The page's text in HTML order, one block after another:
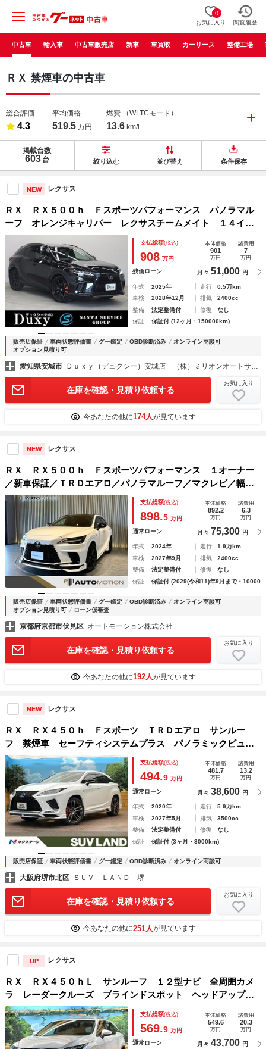
0
お気に入り 閲覧履歴
中古車 輸入車 中古車販売店 新車 車買取 カーリース 整備工場
ＲＸ 禁煙車の中古車
総合評価
4.3
平均価格
519.5 万円
燃費 （WLTCモード）
13.6 km/l
掲載台数
603 台 絞り込む 並び替え 条件保存
NEW レクサス
ＲＸ ＲＸ５００ｈ Ｆスポーツパフォーマンス パノラマル
ーフ オレンジキャリパー レクサスチームメイト １４イン
チディスプレイ 全周囲モニター ＢＳＭ カラーヘッドアッ
プディスプレイ デジタルインナーミラー 前後列シートヒー
ター＆ベンチレーション
支払総額(税込)
908 万円
本体価格
901
万円
諸費用
7
万円
残価ローン 月々 51,000 円
年式 2025年 走行
0.5万km
車検
2028年12月 排気
2400cc
整備
法定整備付 修復
なし
保証
保証付 (12ヶ月・150000km)
販売店保証 車両状態評価書 グー鑑定 OBD診断済み
オンライン商談可
オプション見積り可
愛知県安城市 Ｄｕｘｙ（デュクシー）安城店 （株）ミリオンオートサービス
在庫を確認・見積り依頼する
お気に入り
今あなたの他に174人が見ています
NEW レクサス
ＲＸ ＲＸ５００ｈ Ｆスポーツパフォーマンス １オーナー
／新車保証／ＴＲＤエアロ／パノラマルーフ／マクレビ／輻射
ヒーター／オレンジキャリパー／ブラックルーフレール／ＩＴ
Ｓコネクト／シートヒーター／ベンチレーション／後席電動リ
クライニング
支払総額(税込)
898.5 万円
本体価格
892.2
万円
諸費用
6.3
万円
通常ローン 月々 75,300 円
年式 2024年 走行
1.9万km
車検
2027年9月 排気
2400cc
整備
法定整備付 修復
なし
保証
保証付 (2029(令和11)年9月まで・
販売店保証 車両状態評価書 グー鑑定 OBD診断済み
オンライン商談可
オプション見積り可
ローン仮審査
京都府京都市伏見区 オートモーション株式会社
在庫を確認・見積り依頼する
お気に入り
今あなたの他に192人が見ています
NEW レクサス
ＲＸ ＲＸ４５０ｈ Ｆスポーツ ＴＲＤエアロ サンルー
フ 禁煙車 セーフティシステムプラス パノラミックビュー
モニター 純正１２．３インチナビ シートベンチレーショ
ン 三眼ＬＥＤヘッド 赤革シート カラーヘッドアップディ
スプレイ
支払総額(税込)
494.9 万円
本体価格
481.7
万円
諸費用
13.2
万円
通常ローン 月々 38,600 円
年式 2020年 走行
5.9万km
車検
2027年5月 排気
3500cc
整備
法定整備付 修復
なし
保証
保証付 (3ヶ月・3000km)
販売店保証 車両状態評価書 グー鑑定 OBD診断済み オンライン商談可
大阪府堺市北区 ＳＵＶ ＬＡＮＤ 堺
在庫を確認・見積り依頼する
お気に入り
今あなたの他に251人が見ています
UP レクサス
ＲＸ ＲＸ４５０ｈＬ サンルーフ １２型ナビ 全周囲カメ
ラ レーダークルーズ ブラインドスポット ヘッドアップデ
ィスプレイ ベンチレーション メモリーシート パワーバッ
ク ＬＥＤヘッド 純正２０インチＡＷ ＥＴＣ ドラレコ
支払総額(税込)
569.9 万円
本体価格
549.6
万円
諸費用
20.3
万円
通常ローン 月々 43,700 円